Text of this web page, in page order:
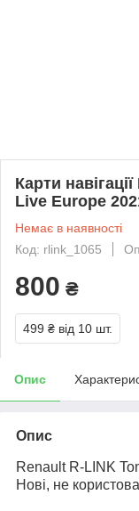
Карти
Live Europe
Немає в наявності
Код: rlink_1065
800 ₴
499 ₴ від 10 шт.
Опис
Опис
Renault R-LINK
Нові, не